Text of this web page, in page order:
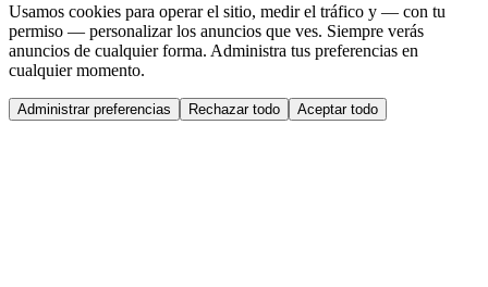
Usamos cookies para operar el sitio, medir el tráfico y — con tu
permiso — personalizar los anuncios que ves. Siempre verás
anuncios de cualquier forma. Administra tus preferencias en
cualquier momento.
Administrar preferencias Rechazar todo Aceptar todo